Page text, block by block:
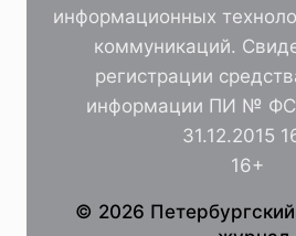
информационных
коммуникаций.
регистрации
информации ПИ №
31.12.2015
16+
© 2026